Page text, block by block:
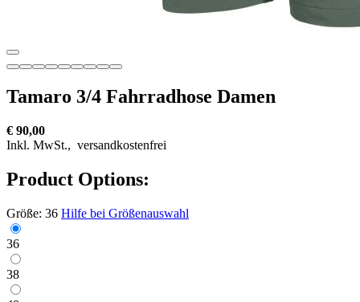
Tamaro 3/4 Fahrradhose Damen
€ 90,00
Inkl. MwSt., versandkostenfrei
Product Options:
Größe: 36 Hilfe bei Größenauswahl
36
38